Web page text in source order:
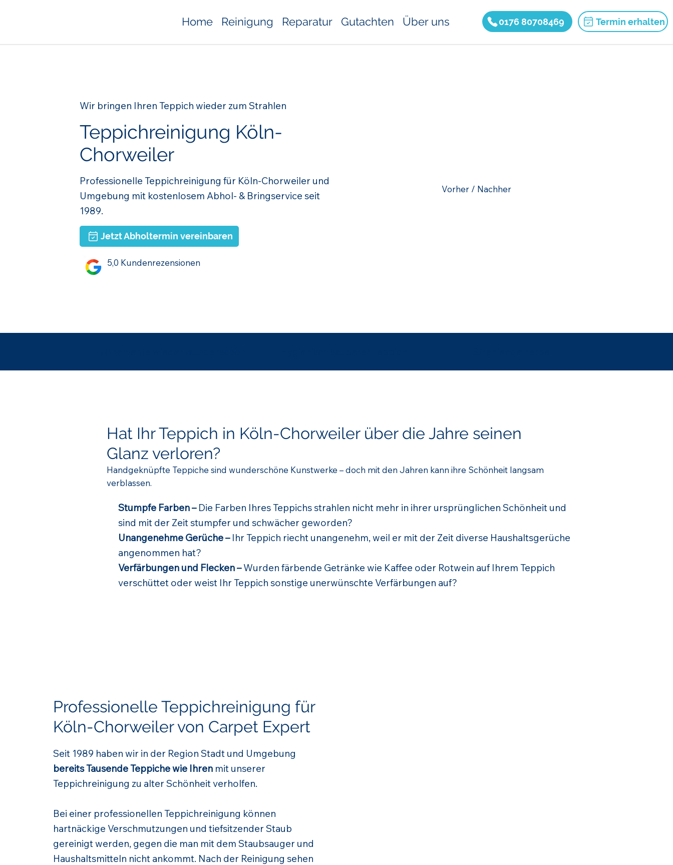
Home Reinigung Reparatur Gutachten Über uns 0176 80708469 Termin erhalten
Wir bringen Ihren Teppich wieder zum Strahlen
Teppichreinigung Köln-
Chorweiler
Professionelle Teppichreinigung für Köln-Chorweiler und
Umgebung mit kostenlosem Abhol- & Bringservice seit
1989.
Jetzt Abholtermin vereinbaren
5,0 Kundenrezensionen
Vorher / Nachher
Hat Ihr Teppich in Köln-Chorweiler über die Jahre seinen
Glanz verloren?
Handgeknüpfte Teppiche sind wunderschöne Kunstwerke – doch mit den Jahren kann ihre Schönheit langsam
verblassen.
Stumpfe Farben –Die Farben Ihres Teppichs strahlen nicht mehr in ihrer ursprünglichen Schönheit und
sind mit der Zeit stumpfer und schwächer geworden?
Unangenehme Gerüche –Ihr Teppich riecht unangenehm, weil er mit der Zeit diverse Haushaltsgerüche
angenommen hat?
Verfärbungen und Flecken –Wurden färbende Getränke wie Kaffee oder Rotwein auf Ihrem Teppich
verschüttet oder weist Ihr Teppich sonstige unerwünschte Verfärbungen auf?
Professionelle Teppichreinigung für
Köln-Chorweiler von Carpet Expert
Seit 1989 haben wir in der Region Stadt und Umgebung
bereits Tausende Teppiche wie Ihren mit unserer
Teppichreinigung zu alter Schönheit verholfen.
Bei einer professionellen Teppichreinigung können
hartnäckige Verschmutzungen und tiefsitzender Staub
gereinigt werden, gegen die man mit dem Staubsauger und
Haushaltsmitteln nicht ankommt. Nach der Reinigung sehen